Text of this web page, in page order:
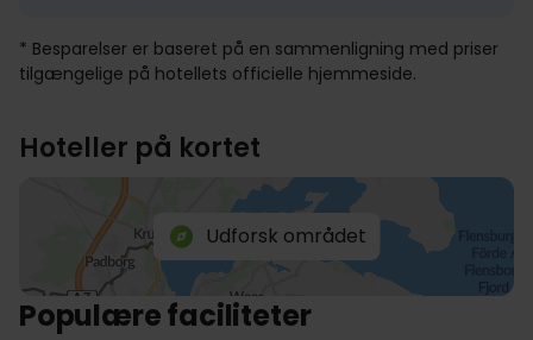
* Besparelser er baseret på en sammenligning med priser
tilgængelige på hotellets officielle hjemmeside.
Hoteller på kortet
Udforsk området
Populære faciliteter